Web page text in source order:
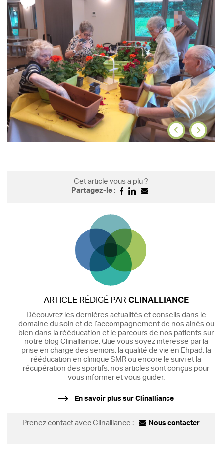
Cet article vous a plu ?
Partagez-le :
ARTICLE RÉDIGÉ PAR CLINALLIANCE
Découvrez les dernières actualités et conseils dans le
domaine du soin et de l’accompagnement de nos ainés ou
bien dans la rééducation et le parcours de nos patients sur
notre blog Clinalliance. Que vous soyez intéressé par la
prise en charge des seniors, la qualité de vie en Ehpad, la
rééducation en clinique SMR ou encore le suivi et la
récupération des sportifs, nos articles sont conçus pour
vous informer et vous guider.
En savoir plus sur Clinalliance
Prenez contact avec Clinalliance : Nous contacter